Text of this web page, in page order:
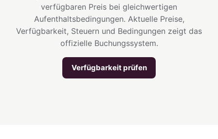
verfügbaren Preis bei gleichwertigen
Aufenthaltsbedingungen. Aktuelle Preise,
Verfügbarkeit, Steuern und Bedingungen zeigt das
offizielle Buchungssystem.
Verfügbarkeit prüfen